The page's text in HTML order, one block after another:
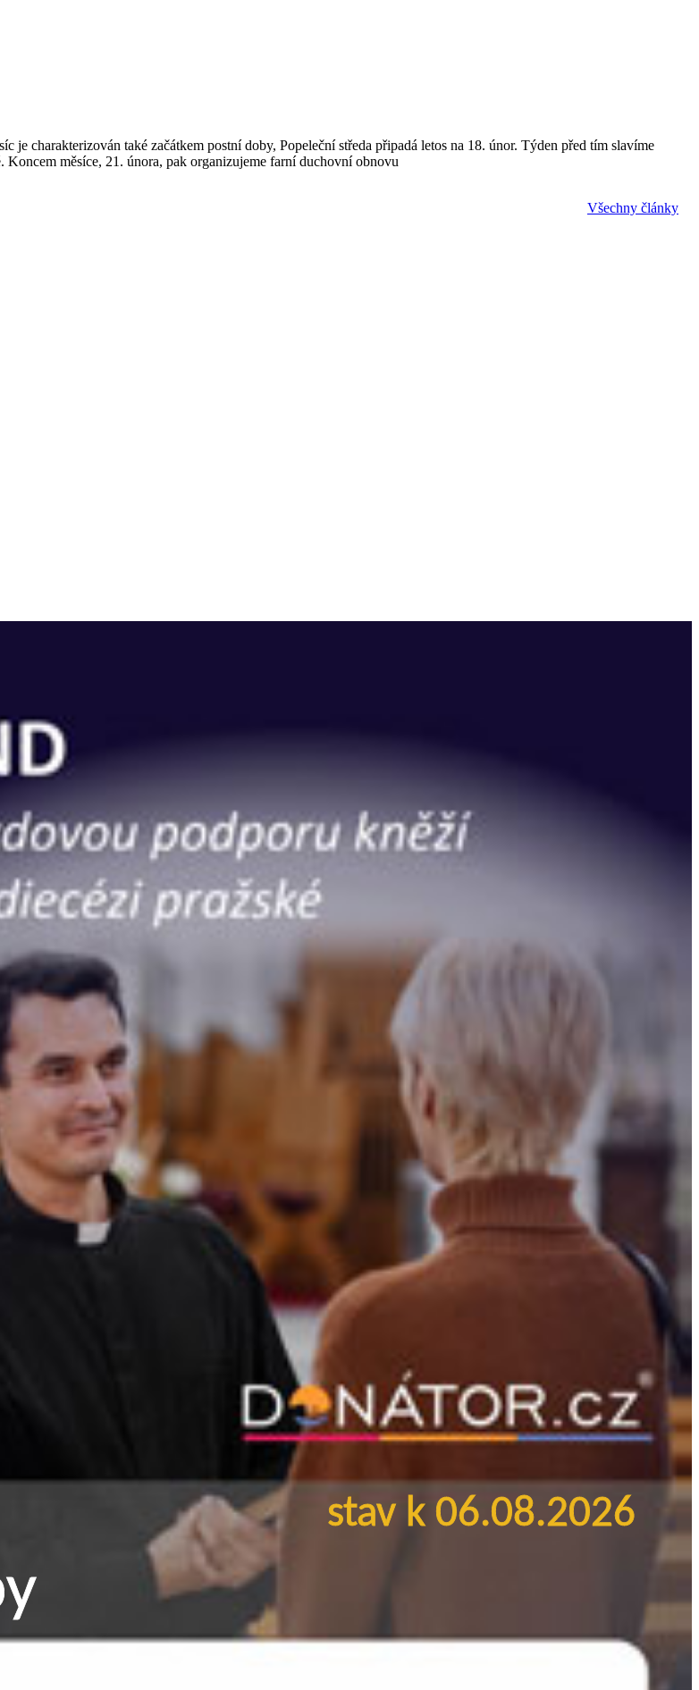
je charakterizován také začátkem postní doby, Popeleční středa připadá letos na 18. únor. Týden před tím slavíme
měsíce, 21. února, pak organizujeme farní duchovní obnovu
Všechny články